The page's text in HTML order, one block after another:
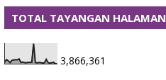
TOTAL TAYANGAN HALAMAN
3,866,361